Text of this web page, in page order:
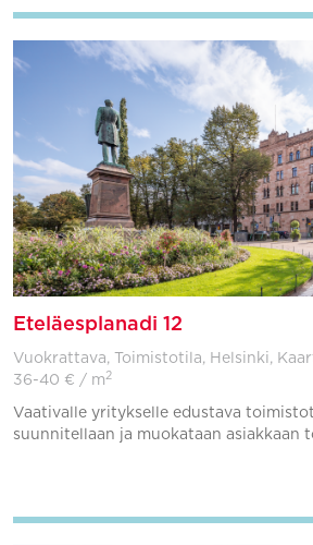
Eteläesplanadi 12
Vuokrattava, Toimistotila, Helsinki,
36-40 € / m 2
Vaativalle yritykselle edustava
suunnitellaan ja muokataan asiakkaan